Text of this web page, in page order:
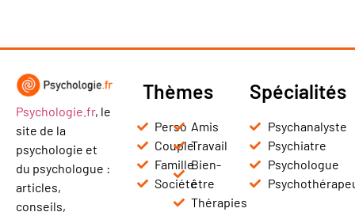
Psychologie.fr, le
site de la
psychologie et
du psychologue :
articles,
conseils,
Thèmes
Perso
Couple
Famille
Société
Amis
Travail
Bien-
être
Thérapies
Spécialités
Psychanalyste
Psychiatre
Psychologue